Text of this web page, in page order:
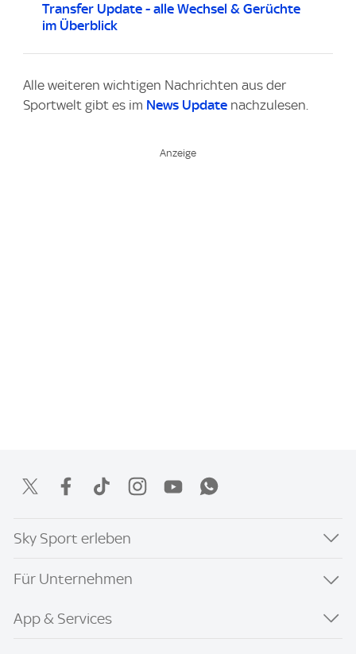
Transfer Update - alle Wechsel & Gerüchte
im Überblick
Alle weiteren wichtigen Nachrichten aus der
Sportwelt gibt es im News Update nachzulesen.
Sky Sport erleben
Für Unternehmen
App & Services